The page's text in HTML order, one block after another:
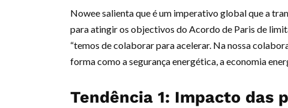
Nowee salienta que é um imperativo global que a
para atingir os objectivos do Acordo de Paris de
“temos de colaborar para acelerar. Na nossa
forma como a segurança energética, a economia
Tendência 1: Impacto das